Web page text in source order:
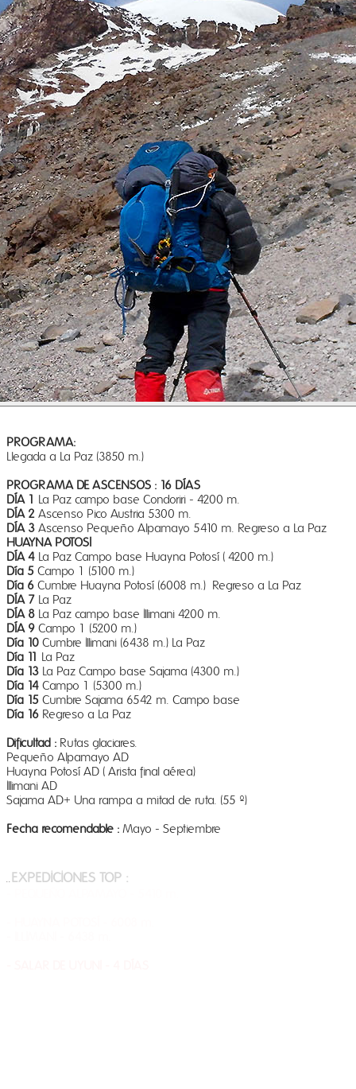
PROGRAMA:
Llegada a La Paz (3850 m.)
PROGRAMA DE ASCENSOS : 16 DÍAS
DÍA 1 La Paz campo base Condoriri - 4200 m.
DÍA 2 Ascenso Pico Austria 5300 m.
DÍA 3 Ascenso Pequeño Alpamayo 5410 m. Regreso a La Paz
HUAYNA POTOSI
DÍA 4 La Paz Campo base Huayna Potosí ( 4200 m.)
Día 5 Campo 1 (5100 m.)
Día 6 Cumbre Huayna Potosí (6008 m.) Regreso a La Paz
DÍA 7 La Paz
DÍA 8 La Paz campo base Illimani 4200 m.
DÍA 9 Campo 1 (5200 m.)
Día 10 Cumbre Illimani (6438 m.) La Paz
Día 11 La Paz
Día 13 La Paz Campo base Sajama (4300 m.)
Día 14 Campo 1 (5300 m.)
Día 15 Cumbre Sajama 6542 m. Campo base
Día 16 Regreso a La Paz
Dificultad : Rutas glaciares.
Pequeño Alpamayo AD
Huayna Potosí AD ( Arista final aérea)
Illimani AD
Sajama AD+ Una rampa a mitad de ruta. (55 º)
Fecha recomendable : Mayo - Septiembre
.. EXPEDICIONES TOP :